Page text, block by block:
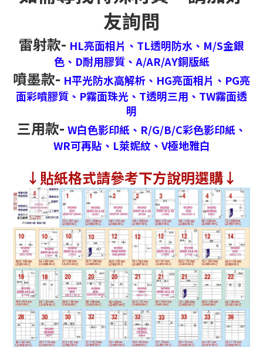
友詢問
雷射款- HL亮面相片、 TL透明防水、 M/S金銀
色、 D耐用膠質、 A/AR/AY銅版紙
噴墨款- H平光防水高解析、 HG亮面相片、 PG亮
面彩噴膠質、 P霧面珠光、 T透明三用、 TW霧面透
明
三用款- W白色影印紙、 R/G/B/C彩色影印紙、
WR可再貼、 L萊妮紋、 V極地雅白
↓ 貼紙格式請參考下方說明選購↓